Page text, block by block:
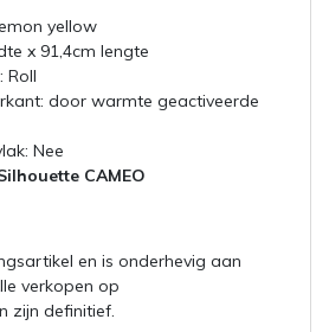
yellow
x 91,4cm lengte
Roll
door warmte geactiveerde
Nee
CAMEO
en is onderhevig aan
verkopen op
zijn definitief.